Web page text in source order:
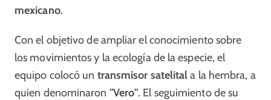
mexicano.
Con el objetivo de ampliar el conocimiento sobre
los movimientos y la ecología de la especie, el
equipo colocó un transmisor satelitala la hembra, a
quien denominaron "Vero". El seguimiento de su